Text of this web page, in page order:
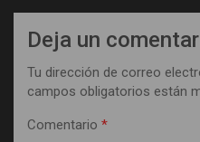
Deja un
Tu dirección de correo
campos obligatorios están
Comentario *